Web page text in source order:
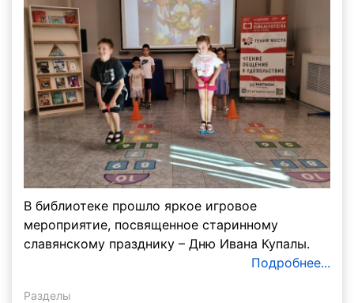
В библиотеке прошло яркое игровое
мероприятие, посвященное старинному
славянскому празднику – Дню Ивана Купалы.
Подробнее...
Разделы